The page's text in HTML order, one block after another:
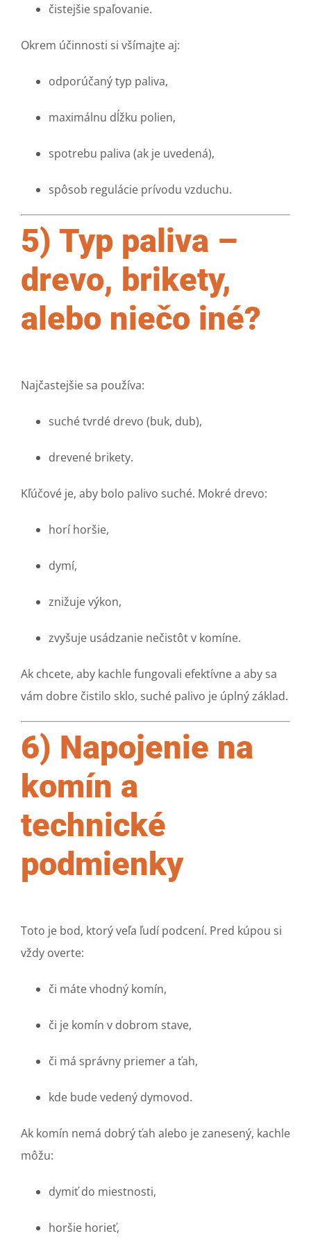
čistejšie spaľovanie.
Okrem účinnosti si všímajte aj:
odporúčaný typ paliva,
maximálnu dĺžku polien,
spotrebu paliva (ak je uvedená),
spôsob regulácie prívodu vzduchu.
5) Typ paliva –
drevo, brikety,
alebo niečo iné?
Najčastejšie sa používa:
suché tvrdé drevo (buk, dub),
drevené brikety.
Kľúčové je, aby bolo palivo suché. Mokré drevo:
horí horšie,
dymí,
znižuje výkon,
zvyšuje usádzanie nečistôt v komíne.
Ak chcete, aby kachle fungovali efektívne a aby sa
vám dobre čistilo sklo, suché palivo je úplný základ.
6) Napojenie na
komín a
technické
podmienky
Toto je bod, ktorý veľa ľudí podcení. Pred kúpou si
vždy overte:
či máte vhodný komín,
či je komín v dobrom stave,
či má správny priemer a ťah,
kde bude vedený dymovod.
Ak komín nemá dobrý ťah alebo je zanesený, kachle
môžu:
dymiť do miestnosti,
horšie horieť,